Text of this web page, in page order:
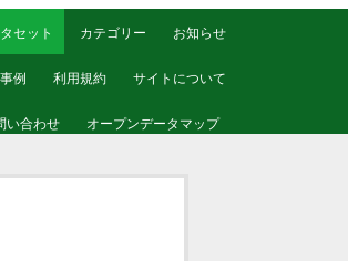
セット カテゴリー お知らせ
例 利用規約 サイトについて
い合わせ オープンデータマップ